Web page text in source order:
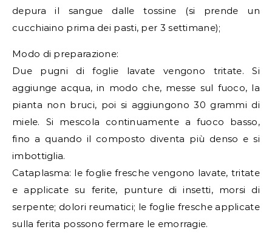
depura il sangue dalle tossine (si prende un
cucchiaino prima dei pasti, per 3 settimane);
Modo di preparazione:
Due pugni di foglie lavate vengono tritate. Si
aggiunge acqua, in modo che, messe sul fuoco, la
pianta non bruci, poi si aggiungono 30 grammi di
miele. Si mescola continuamente a fuoco basso,
fino a quando il composto diventa più denso e si
imbottiglia.
Cataplasma: le foglie fresche vengono lavate, tritate
e applicate su ferite, punture di insetti, morsi di
serpente; dolori reumatici; le foglie fresche applicate
sulla ferita possono fermare le emorragie.